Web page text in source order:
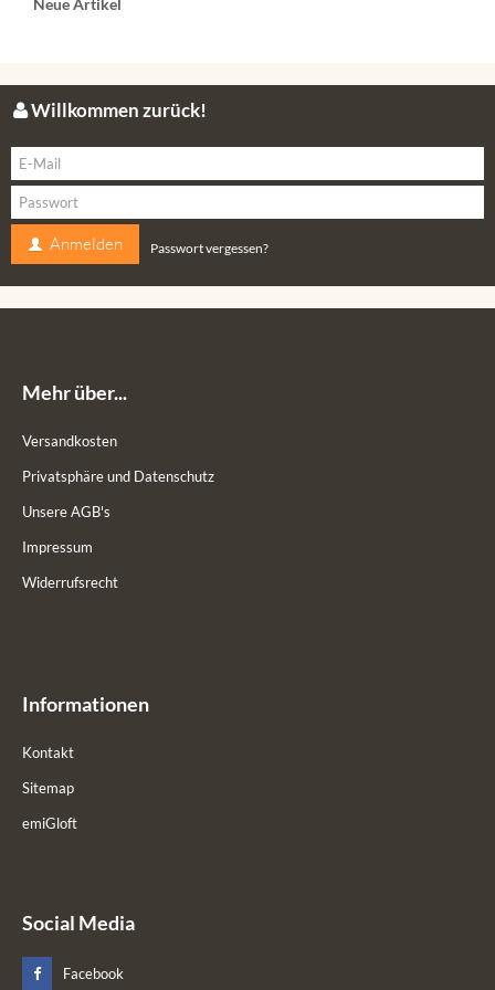
Willkommen zurück!
Anmelden Passwort vergessen?
Mehr über...
Versandkosten
Privatsphäre und Datenschutz
Unsere AGB's
Impressum
Widerrufsrecht
Informationen
Kontakt
Sitemap
emiGloft
Social Media
Facebook